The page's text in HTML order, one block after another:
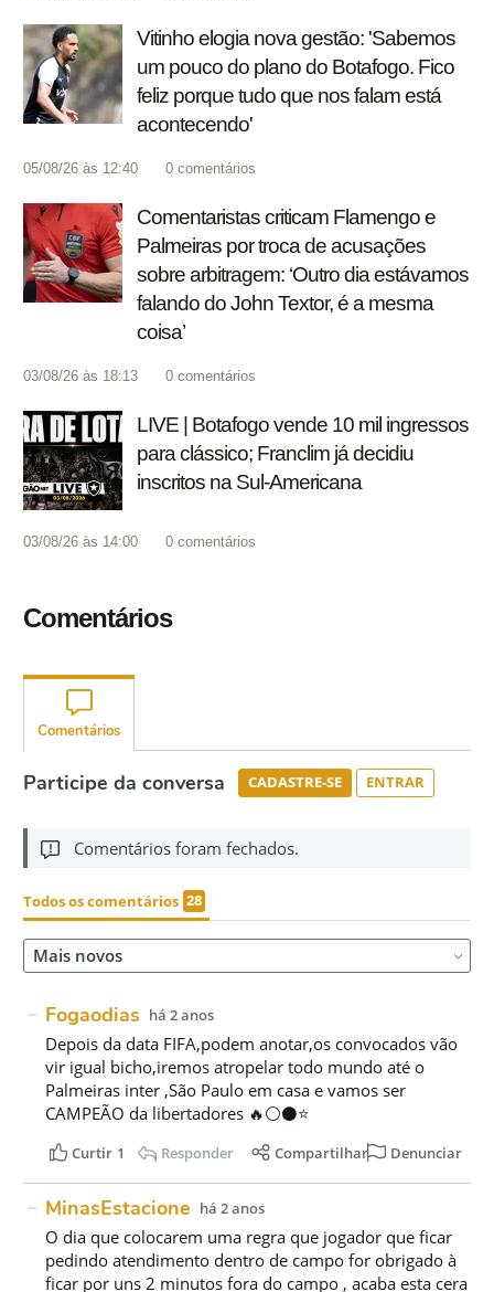
Vitinho elogia nova gestão: 'Sabemos
um pouco do plano do Botafogo. Fico
feliz porque tudo que nos falam está
acontecendo'
05/08/26 às 12:40 0 comentários
Comentaristas criticam Flamengo e
Palmeiras por troca de acusações
sobre arbitragem: ‘Outro dia estávamos
falando do John Textor, é a mesma
coisa’
03/08/26 às 18:13 0 comentários
LIVE | Botafogo vende 10 mil ingressos
para clássico; Franclim já decidiu
inscritos na Sul-Americana
03/08/26 às 14:00 0 comentários
Comentários